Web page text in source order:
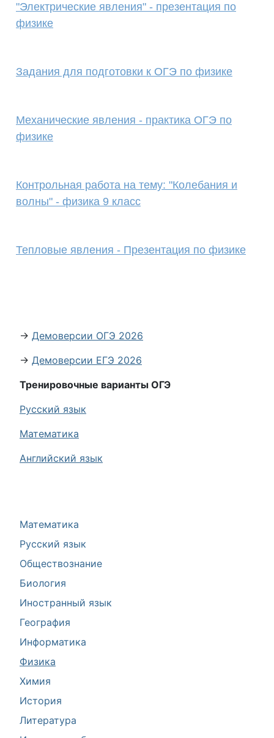
Математика
Русский язык
Обществознание
Биология
Иностранный язык
География
Информатика
Физика
Химия
История
Литература
"Электрические явления" - презентация по
физике
Задания для подготовки к ОГЭ по физике
Механические явления - практика ОГЭ по
физике
Контрольная работа на тему: "Колебания и
волны" - физика 9 класс
Тепловые явления - Презентация по физике
→ Демоверсии ОГЭ 2026
→ Демоверсии ЕГЭ 2026
Тренировочные варианты ОГЭ
Русский язык
Математика
Английский язык